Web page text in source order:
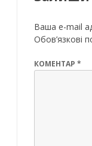
Ваша e-mail
Обов’язкові
КОМЕНТАР *